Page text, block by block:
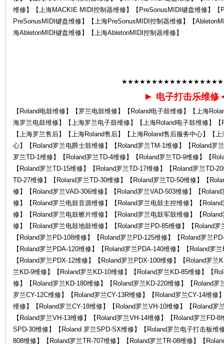
维修】【上海MACKIE MIDI控制器维修】【PreSonusMIDI键盘维修】【
PreSonusMIDI键盘维修】【上海PreSonusMIDI控制器维修】【
海AbletonMIDI键盘维修】【上海AbletonMIDI控制器维修】
► 电子打击乐维修
【Roland电鼓维修】【罗兰电鼓维修】【Roland电子鼓维修】【上海
海罗兰电鼓维修】【上海罗兰电子鼓维修】【上海Roland电子鼓维修】
【上海罗兰售后】【上海Roland售后】【上海Roland售后服务中心】【
心】【Roland罗兰电爵士鼓维修】【Roland罗兰TM-1维修】【Roland罗
罗兰TD-1维修】【Roland罗兰TD-4维修】【Roland罗兰TD-9维修】【
【Roland罗兰TD-15维修】【Roland罗兰TD-17维修】【Roland罗兰TD-
TD-27维修】【Roland罗兰TD-30维修】【Roland罗兰TD-50维修】【
修】【Roland罗兰VAD-306维修】【Roland罗兰VAD-503维修】【
修】【Roland罗兰电鼓音源维修】【Roland罗兰电鼓主控维修】【
修】【Roland罗兰电鼓镲片维修】【Roland罗兰电鼓军鼓维修】【
修】【Roland罗兰电鼓地鼓维修】【Roland罗兰PD-85维修】【Roland
【Roland罗兰PD-108维修】【Roland罗兰PD-125维修】【Roland罗兰
【Roland罗兰PDA-120维修】【Roland罗兰PDA-140维修】【Roland罗
【Roland罗兰PDX-12维修】【Roland罗兰PDX-100维修】【Roland罗
兰KD-9维修】【Roland罗兰KD-10维修】【Roland罗兰KD-85维修】【
修】【Roland罗兰KD-180维修】【Roland罗兰KD-220维修】【Roland罗
罗兰CY-12C维修】【Roland罗兰CY-13R维修】【Roland罗兰CY-14维修
维修】【Roland罗兰CY-18维修】【Roland罗兰VH-10维修】【Roland罗
【Roland罗兰VH-13维修】【Roland罗兰VH-14维修】【Roland罗兰FD-
SPD-30维修】【Roland 罗兰SPD-SX维修】【Roland罗兰电子打击板维
808维修】【Roland罗兰TR-707维修】【Roland罗兰TR-08维修】【